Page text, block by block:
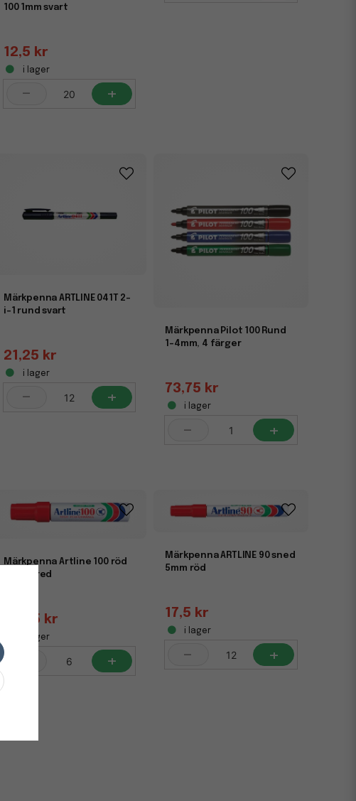
100 1mm svart
12,5 kr
i lager
- +
Märkpenna ARTLINE 041T 2-
i-1 rund svart
21,25 kr
i lager
- +
Märkpenna Pilot 100 Rund
1-4mm, 4 färger
73,75 kr
i lager
- +
Märkpenna Artline 100 röd
extrabred
48,75 kr
i lager
+
Märkpenna ARTLINE 90 sned
5mm röd
17,5 kr
i lager
- +